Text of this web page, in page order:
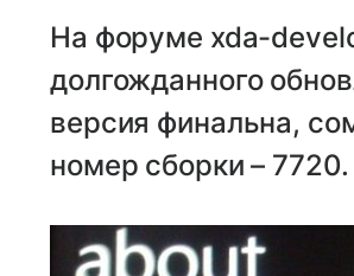
На форуме xda-
долгожданного
версия финальна,
номер сборки – 7720.